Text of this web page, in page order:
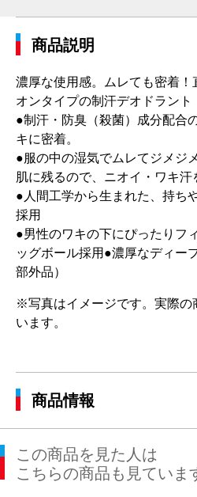
商品説明
濃厚な使用感。ムレても密着
オンタイプの制汗デオドラント
●制汗・防臭（殺菌）成分配合
キに密着。
●服の中の湿気でムレてジメジ
肌に残るので、ニオイ・ワキ
●人間工学から生まれた、持ち
採用
●男性のワキの下にぴったりフ
ッグボール採用●濃厚なディー
部外品）
※写真はイメージです。実際の
います。
商品情報
この商品を見た人は
こちらの商品も見ていま